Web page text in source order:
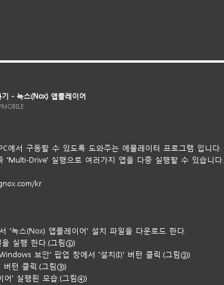
- 녹스(Nox) 앱플레이어
에서 구동할 수 있도록 도와주는 에뮬레이터 프로그램 입니다.
'Multi-Drive' 실행으로 여러가지 앱을 다중 실행할 수 있습니다.
kr
'녹스(Nox) 앱플레이어' 설치 파일을 다운로드 한다.
실행 한다.(그림①)
보안' 팝업 창에서 '설치(I)' 버턴 클릭.(그림②)
버턴 클릭.(그림③)
어' 실행된 모습.(그림④)